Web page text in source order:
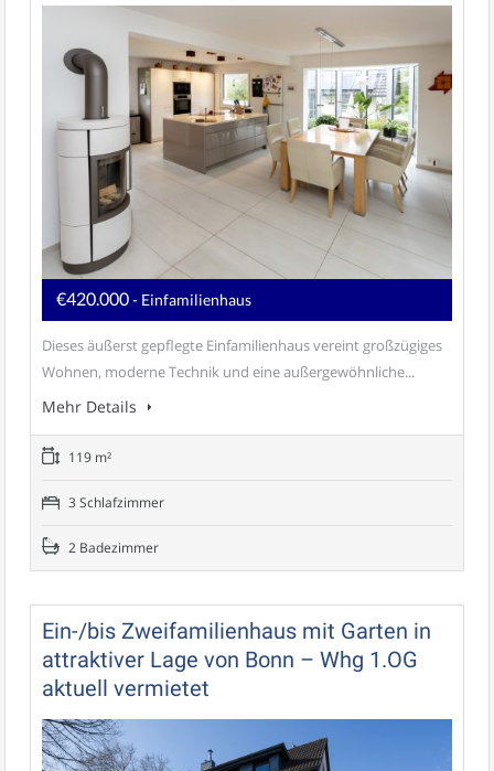
€420.000- Einfamilienhaus
Dieses äußerst gepflegte Einfamilienhaus vereint großzügiges
Wohnen, moderne Technik und eine außergewöhnliche...
Mehr Details
119 m²
3 Schlafzimmer
2 Badezimmer
Ein-/bis Zweifamilienhaus mit Garten in
attraktiver Lage von Bonn – Whg 1.OG
aktuell vermietet